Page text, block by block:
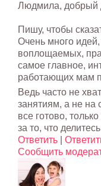
Людмила, добрый
Пишу, чтобы
Очень много
воплощаемых,
самое главное,
работающих мам
Ведь часто не
занятиям, а не на
все готово,
за то, что
Ответить
Сообщить